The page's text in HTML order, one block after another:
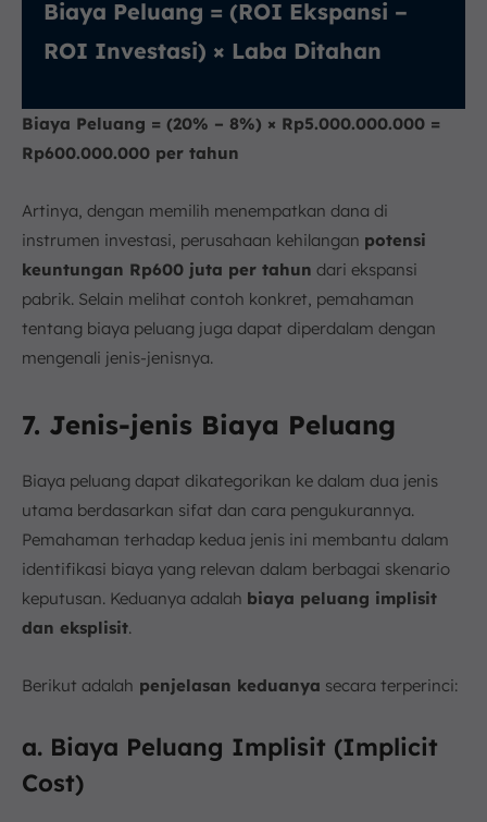
Biaya Peluang = (ROI Ekspansi –
ROI Investasi) × Laba Ditahan
Biaya Peluang = (20% – 8%) × Rp5.000.000.000 =
Rp600.000.000 per tahun
Artinya, dengan memilih menempatkan dana di
instrumen investasi, perusahaan kehilangan potensi
keuntungan Rp600 juta per tahun dari ekspansi
pabrik. Selain melihat contoh konkret, pemahaman
tentang biaya peluang juga dapat diperdalam dengan
mengenali jenis-jenisnya.
7. Jenis-jenis Biaya Peluang
Biaya peluang dapat dikategorikan ke dalam dua jenis
utama berdasarkan sifat dan cara pengukurannya.
Pemahaman terhadap kedua jenis ini membantu dalam
identifikasi biaya yang relevan dalam berbagai skenario
keputusan. Keduanya adalah biaya peluang implisit
dan eksplisit.
Berikut adalah penjelasan keduanya secara terperinci:
a. Biaya Peluang Implisit (Implicit
Cost)